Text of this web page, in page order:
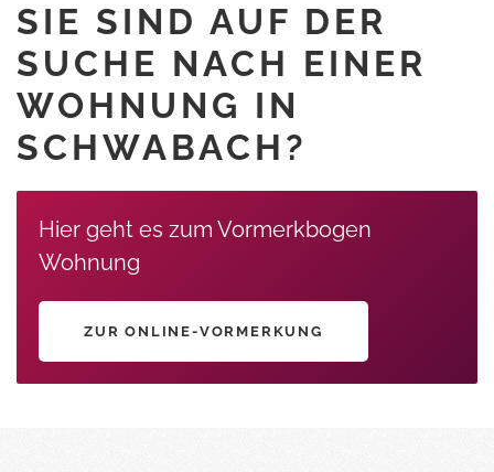
SIE SIND AUF DER
SUCHE NACH EINER
WOHNUNG IN
SCHWABACH?
Hier geht es zum Vormerkbogen
Wohnung
ZUR ONLINE-VORMERKUNG